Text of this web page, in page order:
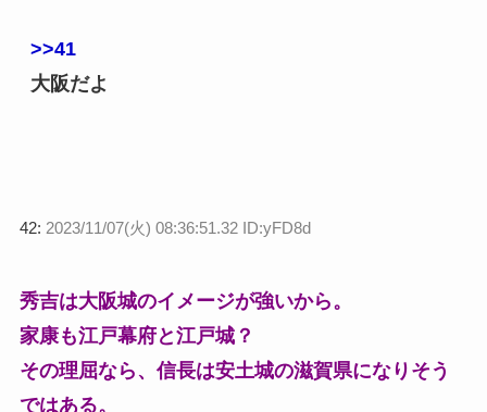
>>41
大阪だよ
42: 2023/11/07(火) 08:36:51.32 ID:yFD8d
秀吉は大阪城のイメージが強いから。
家康も江戸幕府と江戸城？
その理屈なら、信長は安土城の滋賀県になりそう
ではある。